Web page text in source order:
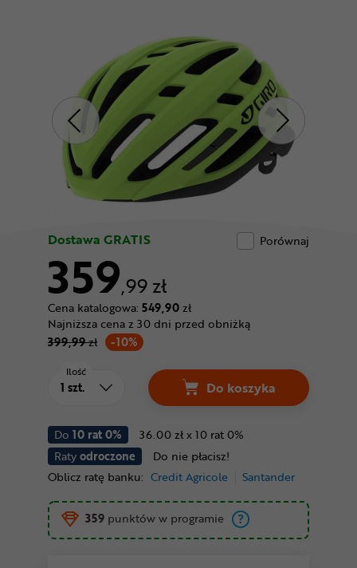
Nowości
Superoferta
Dostawa GRATIS Porównaj
359,99 zł
Cena katalogowa: 549,90zł
-10%
Najniższa cena z 30 dni przed obniżką
399,99zł
Do 10 rat 0%
36.00 zł x 10 rat 0%
Ratyodroczone
Do nie płacisz!
Oblicz ratę banku: Credit Agricole Santander
Ilość
Do koszyka
359 punktów w programie